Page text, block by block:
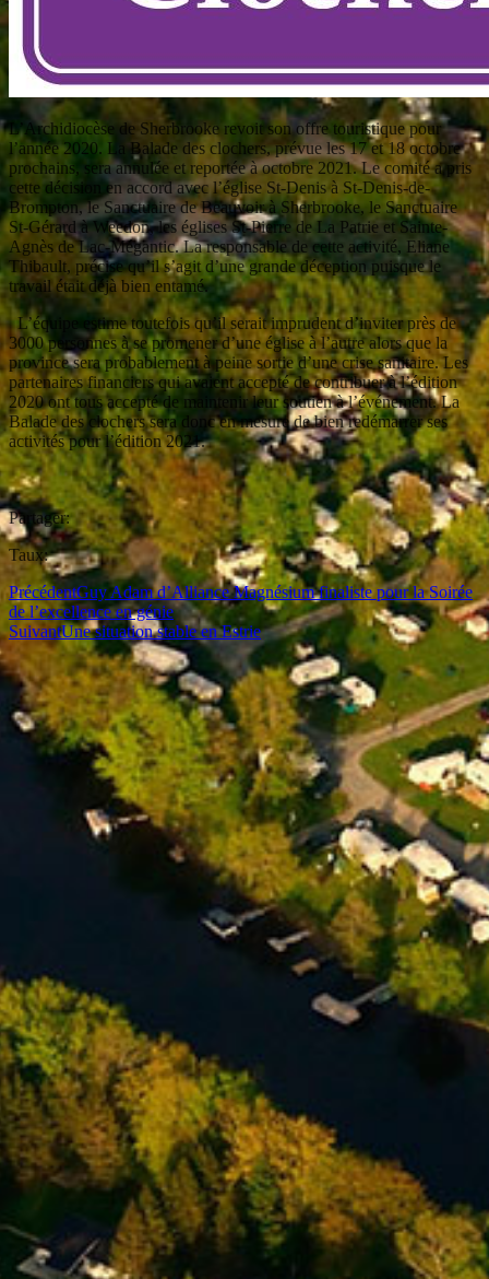
L’Archidiocèse de Sherbrooke revoit son offre touristique pour
l’année 2020. La Balade des clochers, prévue les 17 et 18 octobre
prochains, sera annulée et reportée à octobre 2021. Le comité a pris
cette décision en accord avec l’église St-Denis à St-Denis-de-
Brompton, le Sanctuaire de Beauvoir à Sherbrooke, le Sanctuaire
St-Gérard à Weedon, les églises St-Pierre de La Patrie et Sainte-
Agnès de Lac-Mégantic. La responsable de cette activité, Eliane
Thibault, précise qu’il s’agit d’une grande déception puisque le
travail était déjà bien entamé.
L’équipe estime toutefois qu’il serait imprudent d’inviter près de
3000 personnes à se promener d’une église à l’autre alors que la
province sera probablement à peine sortie d’une crise sanitaire. Les
partenaires financiers qui avaient accepté de contribuer à l’édition
2020 ont tous accepté de maintenir leur soutien à l’événement. La
Balade des clochers sera donc en mesure de bien redémarrer ses
activités pour l’édition 2021.
Partager:
Taux:
PrécédentGuy Adam d’Alliance Magnésium finaliste pour la Soirée
de l’excellence en génie
SuivantUne situation stable en Estrie